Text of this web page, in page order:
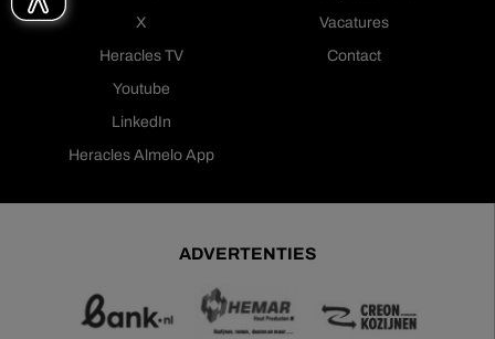
X
Heracles TV
Youtube
LinkedIn
Heracles Almelo App
Vacatures
Contact
ADVERTENTIES